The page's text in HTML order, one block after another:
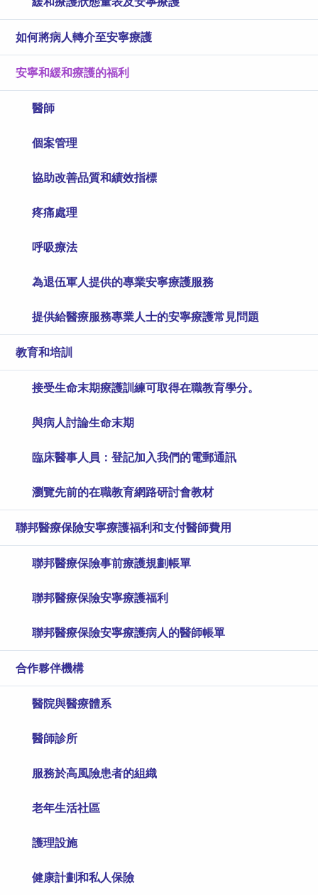
如何將病人轉介至安寧療護
安寧和緩和療護的福利
醫師
個案管理
協助改善品質和績效指標
疼痛處理
呼吸療法
為退伍軍人提供的專業安寧療護服務
提供給醫療服務專業人士的安寧療護常見問題
教育和培訓
接受生命末期療護訓練可取得在職教育學分。
與病人討論生命末期
臨床醫事人員：登記加入我們的電郵通訊
瀏覽先前的在職教育網路研討會教材
聯邦醫療保險安寧療護福利和支付醫師費用
聯邦醫療保險​​​​​​​事前療護規劃帳單
聯邦醫療保險安寧療護福利
聯邦醫療保險安寧療護病人的醫師帳單
合作夥伴機構
醫院與醫療體系
醫師診所
服務於高風險患者的組織
老年生活社區
護理設施
健康計劃和私人保險